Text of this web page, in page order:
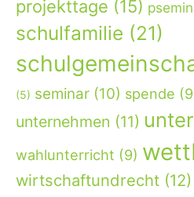
projekttage (15)
schulfamilie (21)
(5) seminar (10) spende
unternehmen (11)
wahlunterricht (9)
wirtschaftundrecht (12)